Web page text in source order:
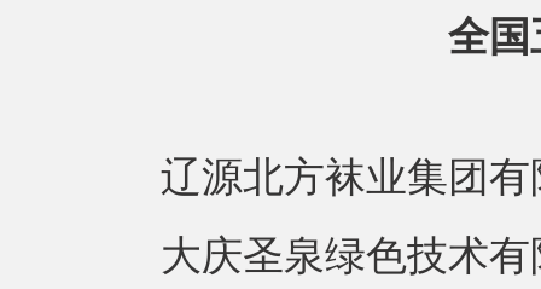
全国
辽源北方袜业集团有
大庆圣泉绿色技术有